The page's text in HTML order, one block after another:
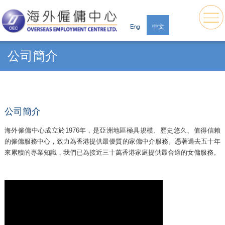
Eng 中文
公司簡介
公司簡介
海外僱傭中心成立於1976年，是亞洲地區極具規模、歷史悠久、值得信賴
的僱傭服務中心，致力為香港提供最優質的家傭中介服務。憑著過去五十年
來累積的專業知識，我們已為接近三十萬香港家庭提供最合適的女傭服務。